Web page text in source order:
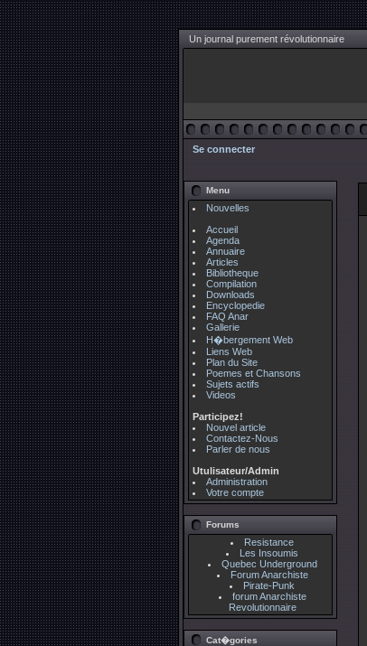
Un journal purement révolutionnaire
Se connecter
Menu
Nouvelles
Accueil
Agenda
Annuaire
Articles
Bibliotheque
Compilation
Downloads
Encyclopedie
FAQ Anar
Gallerie
H�bergement Web
Liens Web
Plan du Site
Poemes et Chansons
Sujets actifs
Videos
Participez!
Nouvel article
Contactez-Nous
Parler de nous
Utulisateur/Admin
Administration
Votre compte
Forums
Resistance
Les Insoumis
Quebec Underground
Forum Anarchiste
Pirate-Punk
forum Anarchiste
Revolutionnaire
Cat�gories